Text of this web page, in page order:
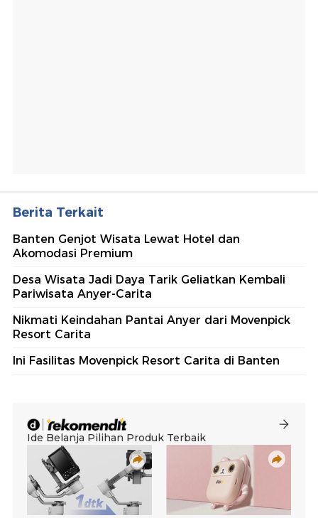
Berita Terkait
Banten Genjot Wisata Lewat Hotel dan
Akomodasi Premium
Desa Wisata Jadi Daya Tarik Geliatkan Kembali
Pariwisata Anyer-Carita
Nikmati Keindahan Pantai Anyer dari Movenpick
Resort Carita
Ini Fasilitas Movenpick Resort Carita di Banten